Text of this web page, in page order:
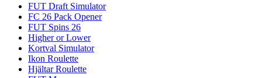
FUT Draft Simulator
FC 26 Pack Opener
FUT Spins 26
Higher or Lower
Kortval Simulator
Ikon Roulette
Hjältar Roulette